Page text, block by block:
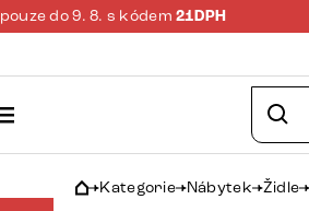
pouze do 9. 8. s kódem21DPH
Kategorie Nábytek Židle